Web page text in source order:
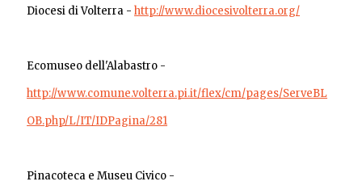
Diocesi di Volterra -http://www.diocesivolterra.org/
Ecomuseo dell'Alabastro -
http://www.comune.volterra.pi.it/flex/cm/pages/ServeBL
OB.php/L/IT/IDPagina/281
Pinacoteca e Museu Civico -